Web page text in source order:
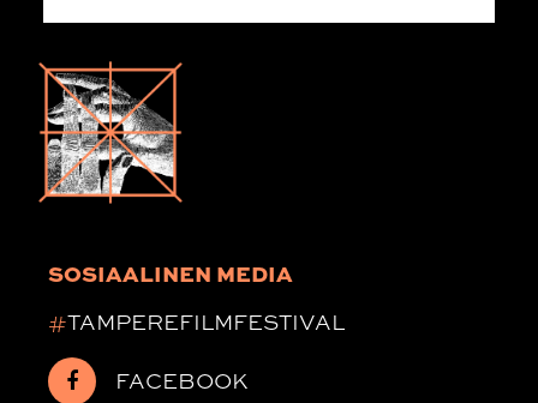
SOSIAALINEN MEDIA
#TAMPEREFILMFESTIVAL
FACEBOOK